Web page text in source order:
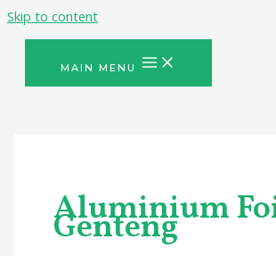
Skip to content
MAIN MENU
Aluminium
Genteng